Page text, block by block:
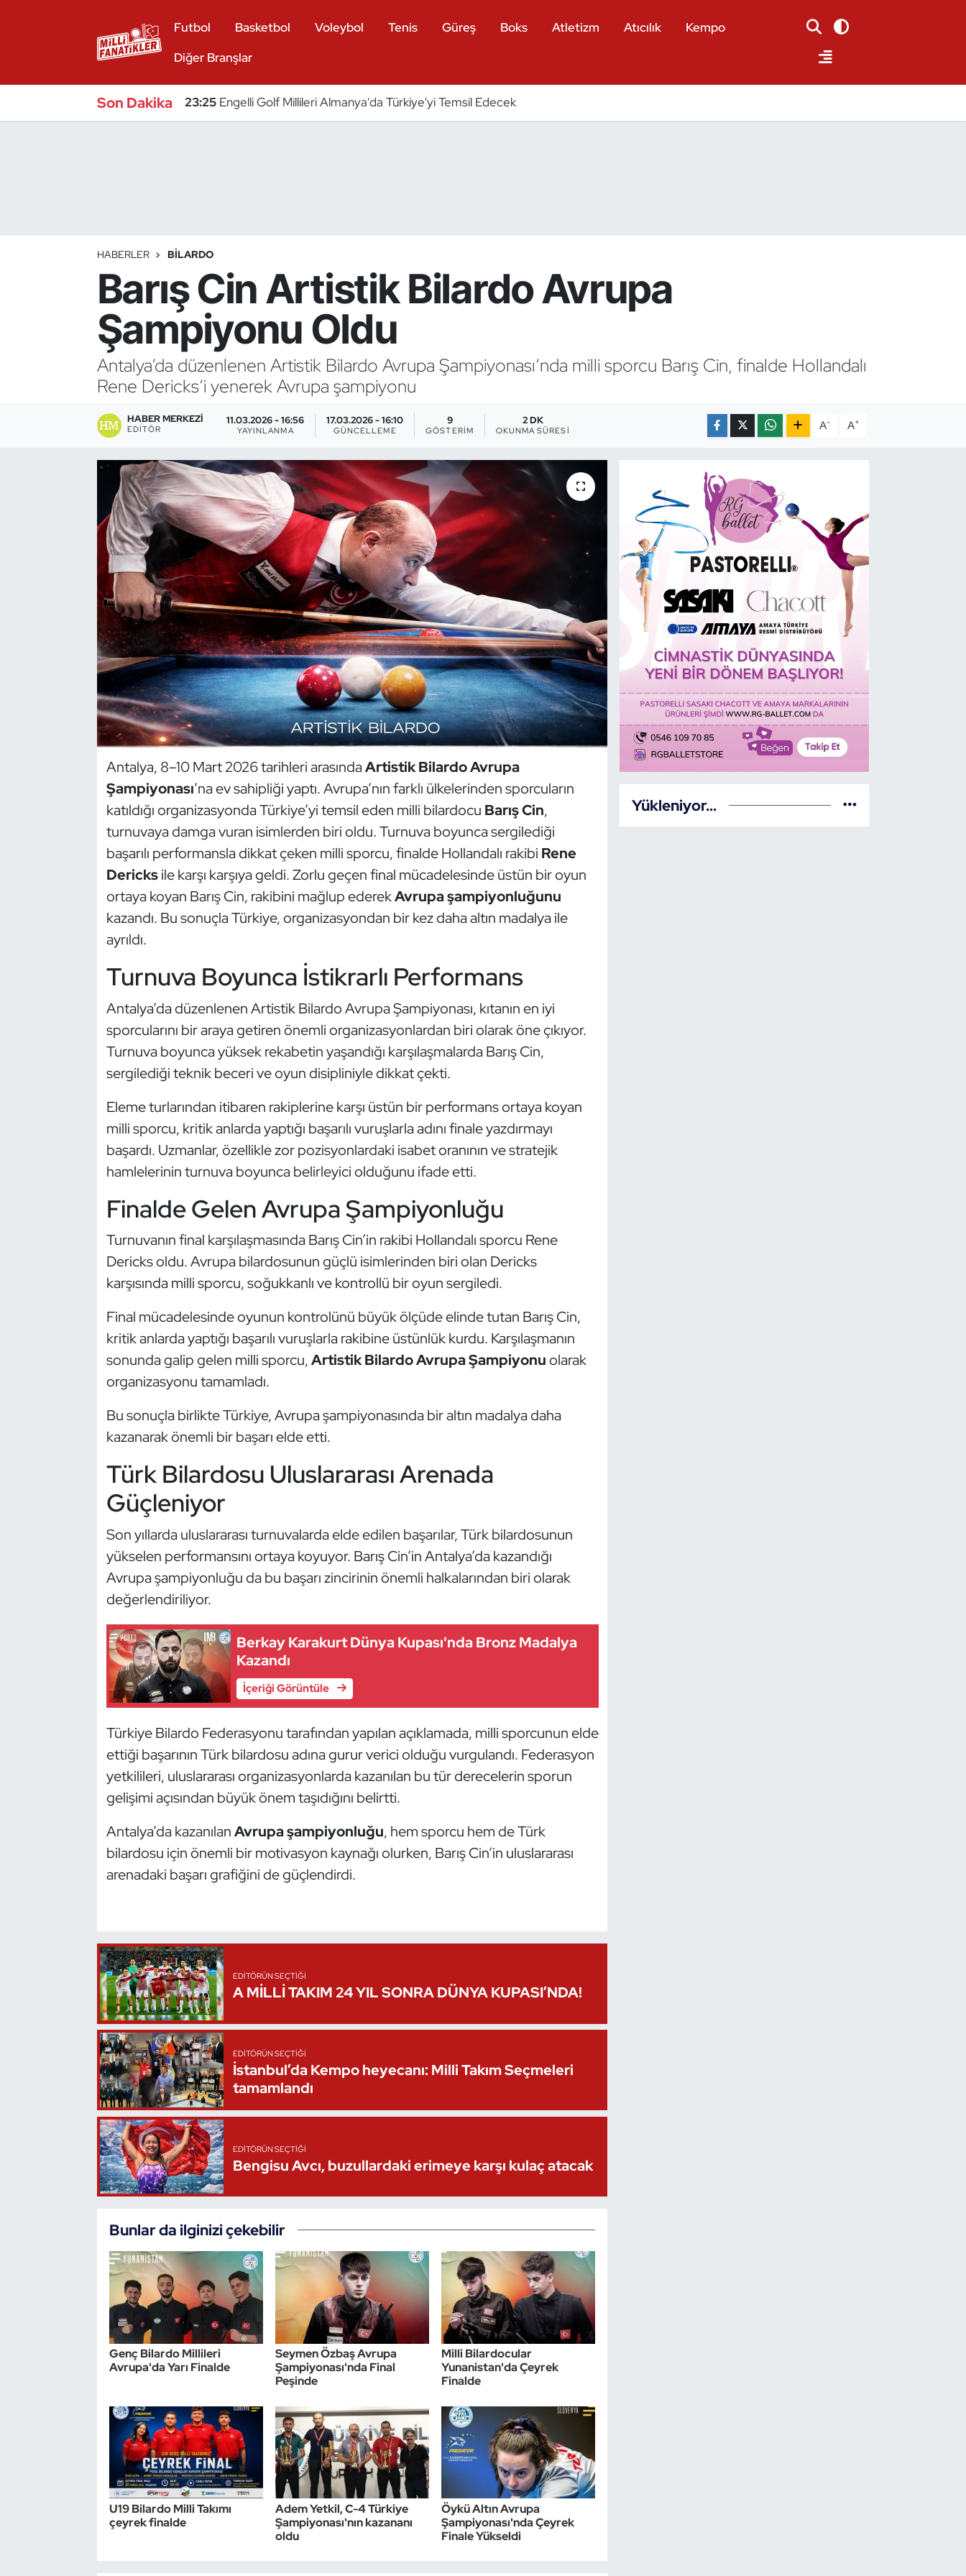
Futbol Basketbol Voleybol Tenis Güreş Boks Atletizm Atıcılık
Kempo
Diğer Branşlar
Son Dakika 23:25 Engelli Golf Millileri Almanya'da Türkiye'yi Temsil Edecek
HABERLER BILARDO
Barış Cin Artistik Bilardo Avrupa
Şampiyonu Oldu
Antalya’da düzenlenen Artistik Bilardo Avrupa Şampiyonası’nda milli sporcu Barış Cin, finalde Hollandalı
Rene Dericks’i yenerek Avrupa şampiyonu
HABER MERKEZI
EDITÖR
11.03.2026 - 16:56
YAYINLANMA
17.03.2026 - 16:10
GÜNCELLEME
9
GÖSTERIM
2 DK
OKUNMA SÜRESI A- A+
Antalya, 8–10 Mart 2026 tarihleri arasındaArtistik Bilardo Avrupa
Şampiyonası’na ev sahipliği yaptı. Avrupa’nın farklı ülkelerinden sporcuların
katıldığı organizasyonda Türkiye’yi temsil eden milli bilardocu Barış Cin,
turnuvaya damga vuran isimlerden biri oldu. Turnuva boyunca sergilediği
başarılı performansla dikkat çeken milli sporcu, finalde Hollandalı rakibi Rene
Dericksile karşı karşıya geldi. Zorlu geçen final mücadelesinde üstün bir oyun
ortaya koyan Barış Cin, rakibini mağlup ederekAvrupa şampiyonluğunu
kazandı. Bu sonuçla Türkiye, organizasyondan bir kez daha altın madalya ile
ayrıldı.
Turnuva Boyunca İstikrarlı Performans
Antalya’da düzenlenen Artistik Bilardo Avrupa Şampiyonası, kıtanın en iyi
sporcularını bir araya getiren önemli organizasyonlardan biri olarak öne çıkıyor.
Turnuva boyunca yüksek rekabetin yaşandığı karşılaşmalarda Barış Cin,
sergilediği teknik beceri ve oyun disipliniyle dikkat çekti.
Eleme turlarından itibaren rakiplerine karşı üstün bir performans ortaya koyan
milli sporcu, kritik anlarda yaptığı başarılı vuruşlarla adını finale yazdırmayı
başardı. Uzmanlar, özellikle zor pozisyonlardaki isabet oranının ve stratejik
hamlelerinin turnuva boyunca belirleyici olduğunu ifade etti.
Finalde Gelen Avrupa Şampiyonluğu
Turnuvanın final karşılaşmasında Barış Cin’in rakibi Hollandalı sporcu Rene
Dericks oldu. Avrupa bilardosunun güçlü isimlerinden biri olan Dericks
karşısında milli sporcu, soğukkanlı ve kontrollü bir oyun sergiledi.
Final mücadelesinde oyunun kontrolünü büyük ölçüde elinde tutan Barış Cin,
kritik anlarda yaptığı başarılı vuruşlarla rakibine üstünlük kurdu. Karşılaşmanın
sonunda galip gelen milli sporcu,Artistik Bilardo Avrupa Şampiyonuolarak
organizasyonu tamamladı.
Bu sonuçla birlikte Türkiye, Avrupa şampiyonasında bir altın madalya daha
kazanarak önemli bir başarı elde etti.
Türk Bilardosu Uluslararası Arenada
Güçleniyor
Son yıllarda uluslararası turnuvalarda elde edilen başarılar, Türk bilardosunun
yükselen performansını ortaya koyuyor. Barış Cin’in Antalya’da kazandığı
Avrupa şampiyonluğu da bu başarı zincirinin önemli halkalarından biri olarak
değerlendiriliyor.
Berkay Karakurt Dünya Kupası'nda Bronz Madalya
Kazandı
İçeriği Görüntüle
Türkiye Bilardo Federasyonu tarafından yapılan açıklamada, milli sporcunun elde
ettiği başarının Türk bilardosu adına gurur verici olduğu vurgulandı. Federasyon
yetkilileri, uluslararası organizasyonlarda kazanılan bu tür derecelerin sporun
gelişimi açısından büyük önem taşıdığını belirtti.
Antalya’da kazanılanAvrupa şampiyonluğu, hem sporcu hem de Türk
bilardosu için önemli bir motivasyon kaynağı olurken, Barış Cin’in uluslararası
arenadaki başarı grafiğini de güçlendirdi.
EDITÖRÜN SEÇTIĞI
A MİLLİ TAKIM 24 YIL SONRA DÜNYA KUPASI’NDA!
EDITÖRÜN SEÇTIĞI
İstanbul’da Kempo heyecanı: Milli Takım Seçmeleri
tamamlandı
EDITÖRÜN SEÇTIĞI
Bengisu Avcı, buzullardaki erimeye karşı kulaç atacak
Bunlar da ilginizi çekebilir
Genç Bilardo Millileri
Avrupa'da Yarı Finalde
Seymen Özbaş Avrupa
Şampiyonası'nda Final
Peşinde
Milli Bilardocular
Yunanistan'da Çeyrek
Finalde
U19 Bilardo Milli Takımı
çeyrek finalde
Adem Yetkil, C-4 Türkiye
Şampiyonası'nın kazananı
oldu
Öykü Altın Avrupa
Şampiyonası'nda Çeyrek
Finale Yükseldi
Yükleniyor...
Bocce Bowling Dart
Buz Hokeyi
Çim Hokeyi
Cimnastik
Dans Sporları
Dövüş Sanatı
Hava Sporları
İşitme Engelli Sporcular
Judo ve Kuraş
Modern Pentatlon
Motor Sporları
Özel Sporcular
Sualtı Sporları
Vücut Geliştirme Fitness
Wushu Kungfu